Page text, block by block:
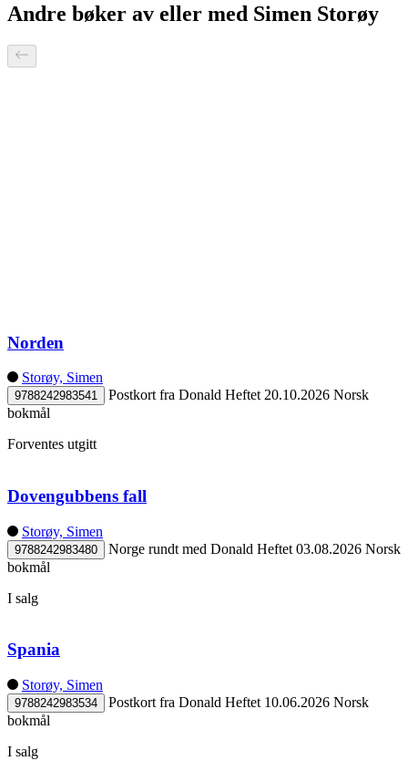
Andre bøker av eller med Simen Storøy
Norden
Storøy, Simen
9788242983541 Postkort fra Donald Heftet 20.10.2026 Norsk
bokmål
Forventes utgitt
Dovengubbens fall
Storøy, Simen
9788242983480 Norge rundt med Donald Heftet 03.08.2026 Norsk
bokmål
I salg
Spania
Storøy, Simen
9788242983534 Postkort fra Donald Heftet 10.06.2026 Norsk
bokmål
I salg